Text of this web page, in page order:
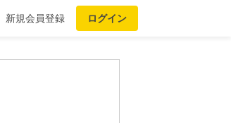
新規会員登録 ログイン